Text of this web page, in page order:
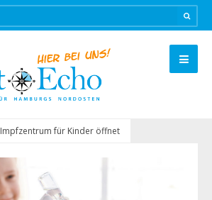
Impfzentrum für Kinder öffnet